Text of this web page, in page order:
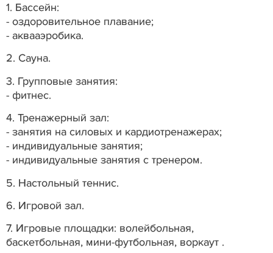
1. Бассейн:
- оздоровительное плавание;
- аквааэробика.
2. Сауна.
3. Групповые занятия:
- фитнес.
4. Тренажерный зал:
- занятия на силовых и кардиотренажерах;
- индивидуальные занятия;
- индивидуальные занятия с тренером.
5. Настольный теннис.
6. Игровой зал.
7. Игровые площадки: волейбольная,
баскетбольная, мини-футбольная, воркаут .